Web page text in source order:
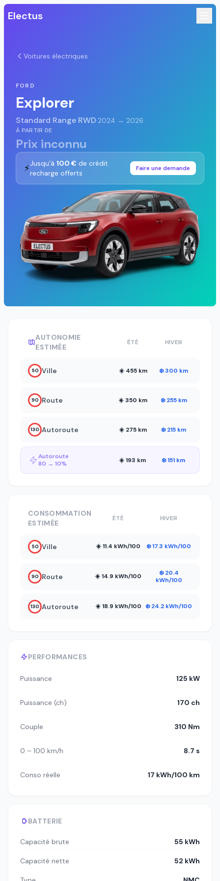
Electus
Voitures électriques
FORD
Explorer
Standard Range RWD·2024 → 2026
À PARTIR DE
Prix inconnu
⚡Jusqu'à 100 € de crédit
recharge offerts
Faire une demande
AUTONOMIE
ESTIMÉE
ÉTÉ HIVER
50 Ville ☀️ 455 km ❄️ 300 km
90 Route ☀️ 350 km ❄️ 255 km
130 Autoroute ☀️ 275 km ❄️ 215 km
Autoroute
80 → 10%
☀️ 193 km ❄️ 151 km
PERFORMANCES
Puissance 125 kW
Puissance (ch) 170 ch
Couple 310 Nm
0 – 100 km/h 8.7 s
Conso réelle 17 kWh/100 km
BATTERIE
Capacité brute 55 kWh
Capacité nette 52 kWh
CONSOMMATION
ESTIMÉE
ÉTÉ HIVER
50 Ville ☀️ 11.4 kWh/100 ❄️ 17.3 kWh/100
90 Route ☀️ 14.9 kWh/100
❄️ 20.4
kWh/100
130 Autoroute ☀️ 18.9 kWh/100 ❄️ 24.2 kWh/100